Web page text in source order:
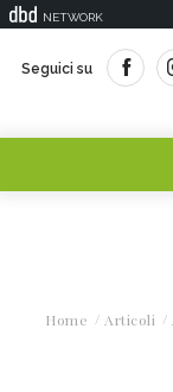
NETWORK
Seguici su
Home Articoli